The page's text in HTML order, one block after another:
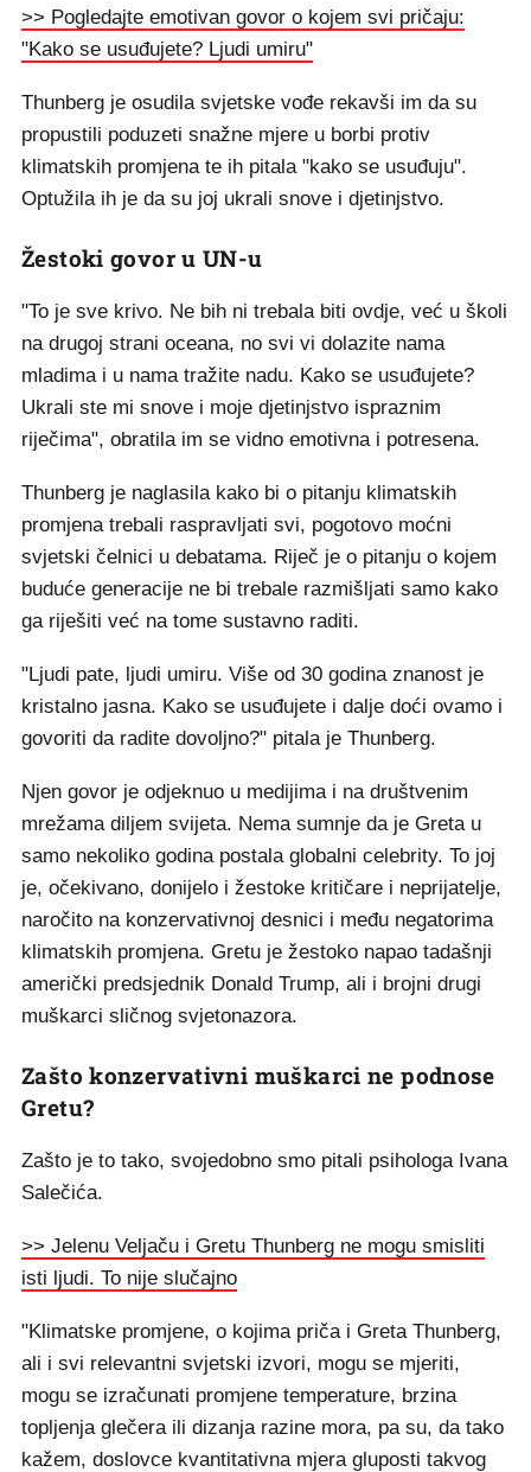
>> Pogledajte emotivan govor o kojem svi pričaju:
"Kako se usuđujete? Ljudi umiru"
Thunberg je osudila svjetske vođe rekavši im da su
propustili poduzeti snažne mjere u borbi protiv
klimatskih promjena te ih pitala "kako se usuđuju".
Optužila ih je da su joj ukrali snove i djetinjstvo.
Žestoki govor u UN-u
"To je sve krivo. Ne bih ni trebala biti ovdje, već u školi
na drugoj strani oceana, no svi vi dolazite nama
mladima i u nama tražite nadu. Kako se usuđujete?
Ukrali ste mi snove i moje djetinjstvo ispraznim
riječima", obratila im se vidno emotivna i potresena.
Thunberg je naglasila kako bi o pitanju klimatskih
promjena trebali raspravljati svi, pogotovo moćni
svjetski čelnici u debatama. Riječ je o pitanju o kojem
buduće generacije ne bi trebale razmišljati samo kako
ga riješiti već na tome sustavno raditi.
"Ljudi pate, ljudi umiru. Više od 30 godina znanost je
kristalno jasna. Kako se usuđujete i dalje doći ovamo i
govoriti da radite dovoljno?" pitala je Thunberg.
Njen govor je odjeknuo u medijima i na društvenim
mrežama diljem svijeta. Nema sumnje da je Greta u
samo nekoliko godina postala globalni celebrity. To joj
je, očekivano, donijelo i žestoke kritičare i neprijatelje,
naročito na konzervativnoj desnici i među negatorima
klimatskih promjena. Gretu je žestoko napao tadašnji
američki predsjednik Donald Trump, ali i brojni drugi
muškarci sličnog svjetonazora.
Zašto konzervativni muškarci ne podnose
Gretu?
Zašto je to tako, svojedobno smo pitali psihologa Ivana
Salečića.
>> Jelenu Veljaču i Gretu Thunberg ne mogu smisliti
isti ljudi. To nije slučajno
"Klimatske promjene, o kojima priča i Greta Thunberg,
ali i svi relevantni svjetski izvori, mogu se mjeriti,
mogu se izračunati promjene temperature, brzina
topljenja glečera ili dizanja razine mora, pa su, da tako
kažem, doslovce kvantitativna mjera gluposti takvog